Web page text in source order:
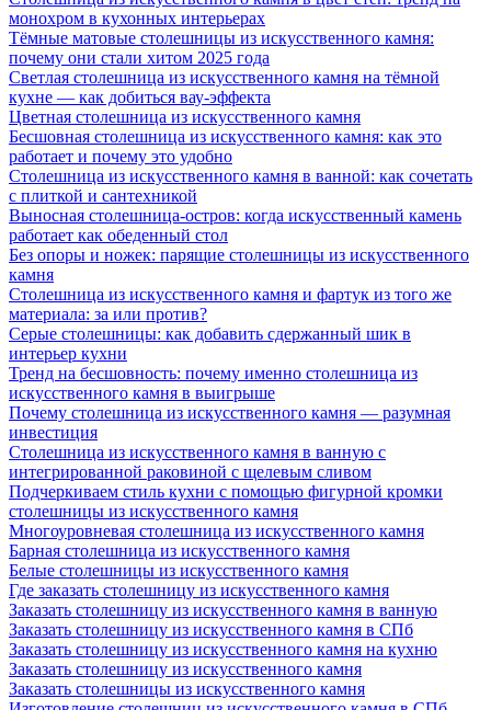
монохром в кухонных интерьерах
Тёмные матовые столешницы из искусственного камня:
почему они стали хитом 2025 года
Светлая столешница из искусственного камня на тёмной
кухне — как добиться вау-эффекта
Цветная столешница из искусственного камня
Бесшовная столешница из искусственного камня: как это
работает и почему это удобно
Столешница из искусственного камня в ванной: как сочетать
с плиткой и сантехникой
Выносная столешница-остров: когда искусственный камень
работает как обеденный стол
Без опоры и ножек: парящие столешницы из искусственного
камня
Столешница из искусственного камня и фартук из того же
материала: за или против?
Серые столешницы: как добавить сдержанный шик в
интерьер кухни
Тренд на бесшовность: почему именно столешница из
искусственного камня в выигрыше
Почему столешница из искусственного камня — разумная
инвестиция
Столешница из искусственного камня в ванную с
интегрированной раковиной с щелевым сливом
Подчеркиваем стиль кухни с помощью фигурной кромки
столешницы из искусственного камня
Многоуровневая столешница из искусственного камня
Барная столешница из искусственного камня
Белые столешницы из искусственного камня
Где заказать столешницу из искусственного камня
Заказать столешницу из искусственного камня в ванную
Заказать столешницу из искусственного камня в СПб
Заказать столешницу из искусственного камня на кухню
Заказать столешницу из искусственного камня
Заказать столешницы из искусственного камня